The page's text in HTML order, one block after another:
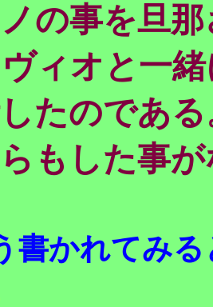
の事を旦
ィオと一
たのであ
もした事
書かれてみ